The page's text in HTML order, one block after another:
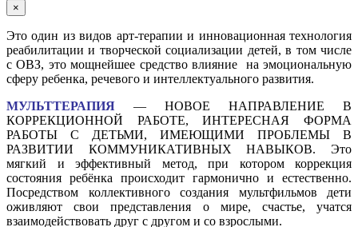
×
Это один из видов арт-терапии и инновационная технология
реабилитации и творческой социализации детей, в том числе
с ОВЗ, это мощнейшее средство влияние на эмоциональную
сферу ребенка, речевого и интеллектуального развития.
МУЛЬТТЕРАПИЯ — НОВОЕ НАПРАВЛЕНИЕ В
КОРРЕКЦИОННОЙ РАБОТЕ, ИНТЕРЕСНАЯ ФОРМА
РАБОТЫ С ДЕТЬМИ, ИМЕЮЩИМИ ПРОБЛЕМЫ В
РАЗВИТИИ КОММУНИКАТИВНЫХ НАВЫКОВ. Это
мягкий и эффективный метод, при котором коррекция
состояния ребёнка происходит гармонично и естественно.
Посредством коллективного создания мультфильмов дети
оживляют свои представления о мире, счастье, учатся
взаимодействовать друг с другом и со взрослыми.